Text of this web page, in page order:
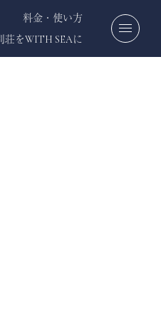
料金・使い方
荘をWITH SEAに